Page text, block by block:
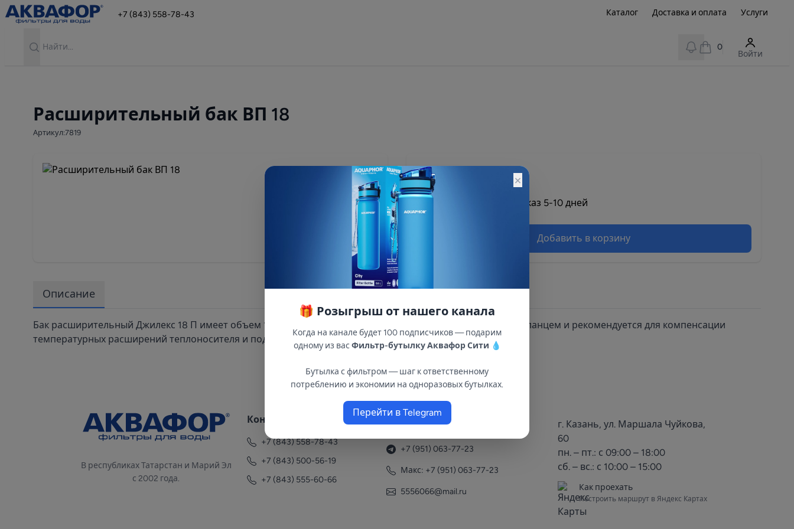
+7 (843) 558-78-43 Каталог Доставка и оплата Услуги
View notifications
0
Войти
Расширительный бак ВП 18
Артикул:7819
2 130 ₽
Остатки:
Основной склад: Под заказ 5-10 дней
Добавить в корзину
Описание
Бак расширительный Джилекс 18 П имеет объем 18 литров в вертикальном исполнении с пластиковым фланцем и рекомендуется для компенсации
температурных расширений теплоносителя и поддержания давления в замкнутых системах отопления.
В республиках Татарстан и Марий Эл
с 2002 года.
Контакты
+7 (843) 558-78-43
+7 (843) 500-56-19
+7 (843) 555-60-66
+7 (951) 063-77-23
+7 (951) 063-77-23
Макс: +7 (951) 063-77-23
5556066@mail.ru
г. Казань, ул. Маршала Чуйкова,
60
пн. – пт.: с 09:00 – 18:00
сб. – вс.: с 10:00 – 15:00
Как проехать
Построить маршрут в Яндекс Картах
×
🎁 Розыгрыш от нашего канала
Когда на канале будет 100 подписчиков — подарим
одному из вас Фильтр-бутылку Аквафор Сити 💧
Бутылка с фильтром — шаг к ответственному
потреблению и экономии на одноразовых бутылках.
Перейти в Telegram